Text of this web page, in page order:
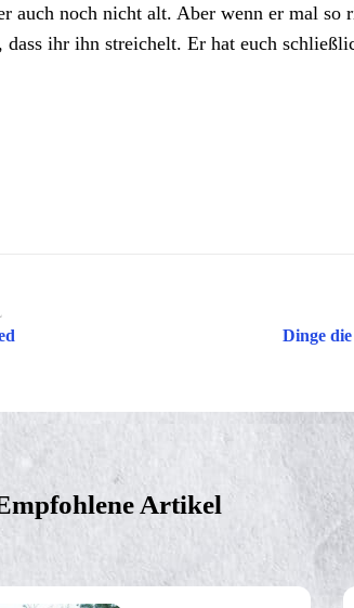
auch noch nicht alt. Aber wenn er mal so
ihr ihn streichelt. Er hat euch
Dinge
Artikel